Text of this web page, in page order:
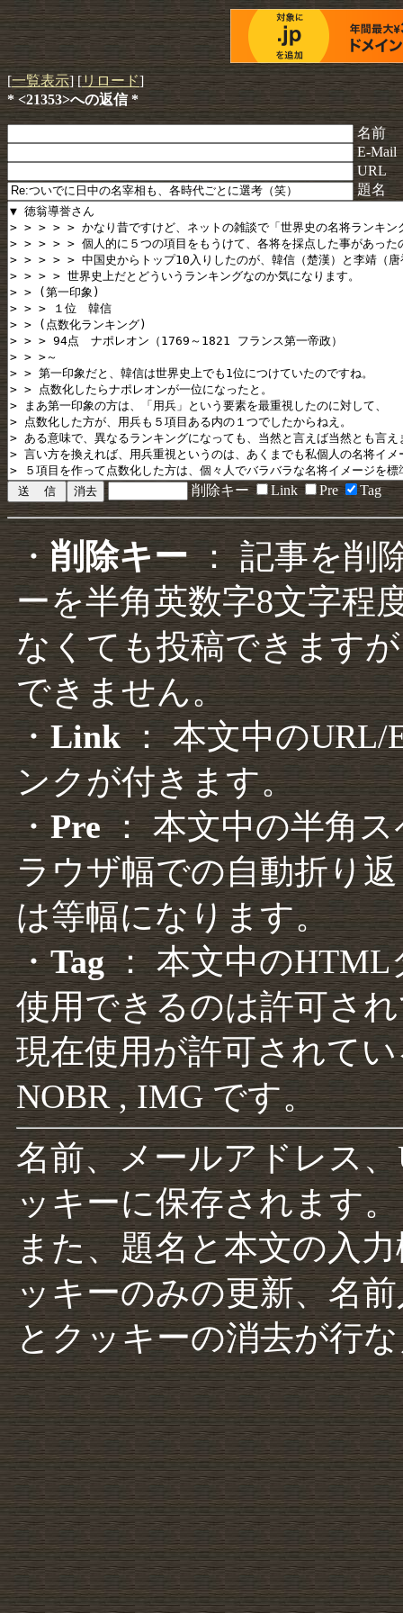
[一覧表示] [リロード]
* <21353>への返信 *
名前
E-Mail
URL
題名
削除キー Link Pre Tag
・削除キー： 記事を削
ーを半角英数字8文字程
なくても投稿できます
できません。
・Link： 本文中のURL/
ンクが付きます。
・Pre： 本文中の半角
ラウザ幅での自動折り
は等幅になります。
・Tag： 本文中のHTML
使用できるのは許可さ
現在使用が許可されて
NOBR , IMG です。
名前、メールアドレス
ッキーに保存されます。
また、題名と本文の入
ッキーのみの更新、名
とクッキーの消去が行